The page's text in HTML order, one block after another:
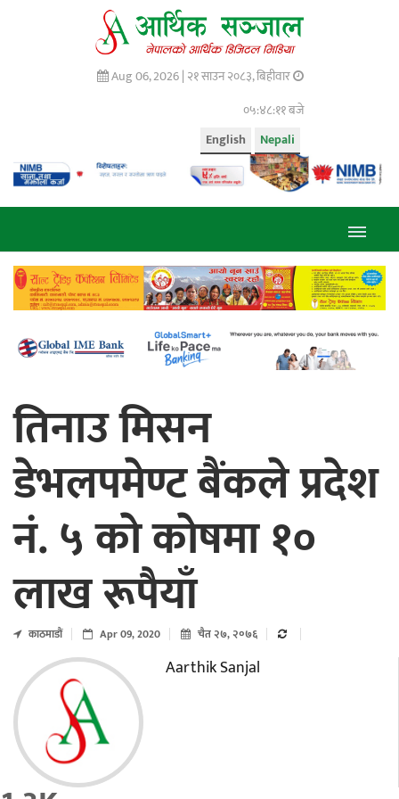
Aug 06, 2026 | २१ साउन २०८३, बिहीवार
०५:४८:१२ बजे
Nepali
English
तिनाउ मिसन
डेभलपमेण्ट बैंकले प्रदेश
नं. ५ काे काेषमा १०
लाख रूपैयाँ
काठमाडाैं Apr 09, 2020 चैत २७, २०७६
Aarthik Sanjal